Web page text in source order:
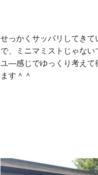
せっかくサッパリしてきて
で、ミニマミストじゃな
ユ―感じでゆっくり考えて
ます＾＾